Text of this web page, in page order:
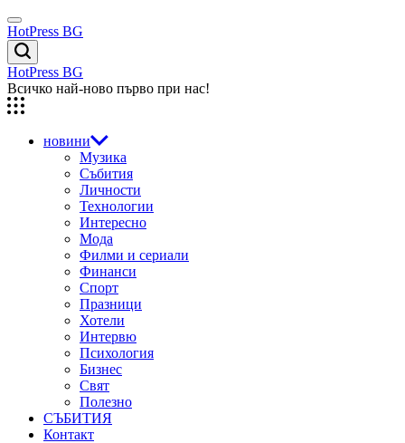
Skip
to
content
Menu
HotPress BG
Търсене
HotPress BG
Всичко най-ново първо при нас!
новини
Музика
Събития
Личности
Технологии
Интересно
Мода
Филми и сериали
Финанси
Спорт
Празници
Хотели
Интервю
Психология
Бизнес
Свят
Полезно
СЪБИТИЯ
Контакт